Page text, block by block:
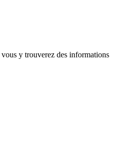
y trouverez des informations